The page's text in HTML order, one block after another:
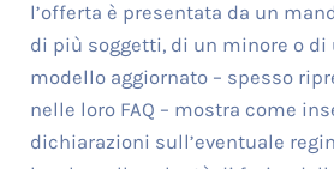
l’offerta è presentata da un
di più soggetti, di un minore o di
modello aggiornato – spesso
nelle loro FAQ – mostra come
dichiarazioni sull’eventuale